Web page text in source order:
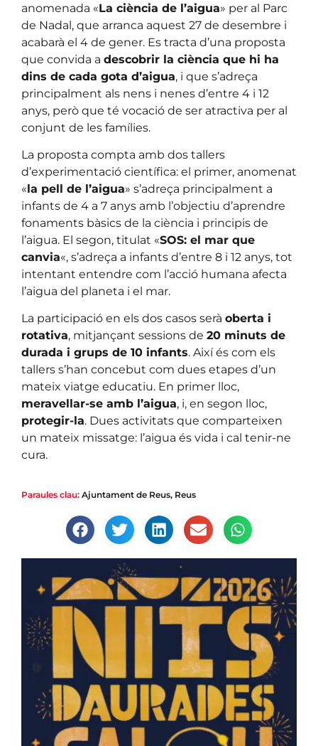
anomenada «La ciència de l’aigua» per al Parc
de Nadal, que arranca aquest 27 de desembre i
acabarà el 4 de gener. Es tracta d’una proposta
que convida a descobrir la ciència que hi ha
dins de cada gota d’aigua, i que s’adreça
principalment als nens i nenes d’entre 4 i 12
anys, però que té vocació de ser atractiva per al
conjunt de les famílies.
La proposta compta amb dos tallers
d’experimentació científica: el primer, anomenat
«la pell de l’aigua» s’adreça principalment a
infants de 4 a 7 anys amb l’objectiu d’aprendre
fonaments bàsics de la ciència i principis de
l’aigua. El segon, titulat «SOS: el mar que
canvia«, s’adreça a infants d’entre 8 i 12 anys, tot
intentant entendre com l’acció humana afecta
l’aigua del planeta i el mar.
La participació en els dos casos serà oberta i
rotativa, mitjançant sessions de 20 minuts de
durada i grups de 10 infants. Així és com els
tallers s’han concebut com dues etapes d’un
mateix viatge educatiu. En primer lloc,
meravellar-se amb l’aigua, i, en segon lloc,
protegir-la. Dues activitats que comparteixen
un mateix missatge: l’aigua és vida i cal tenir-ne
cura.
Paraules clau: Ajuntament de Reus, Reus